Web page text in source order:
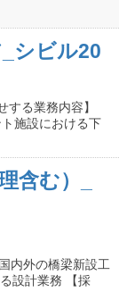
シビル20
る業務内容】
施設における下
含む）_
内外の橋梁新設工
設計業務 【採